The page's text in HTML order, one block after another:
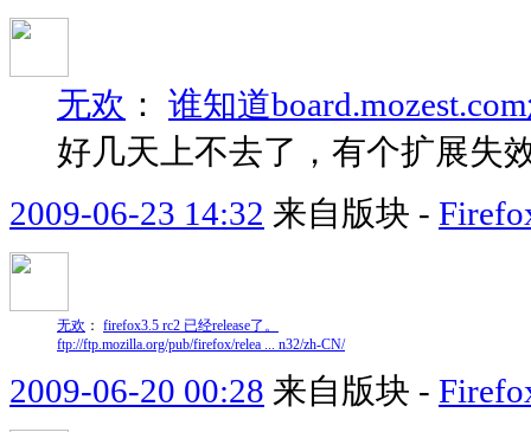
无欢 ： 谁知道
好几天上不去了，有个扩展失
2009-06-23 14:32 来自版块 -
无欢 ： firefox3.5 rc2 已经release了。
ftp://ftp.mozilla.org/pub/firefox/relea ... n32/zh-CN/
2009-06-20 00:28 来自版块 -